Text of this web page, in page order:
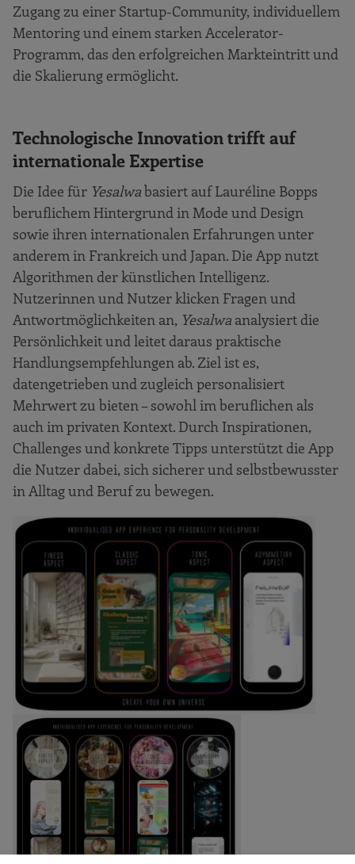
Zugang zu einer Startup-Community, individuellem
Mentoring und einem starken Accelerator-
Programm, das den erfolgreichen Markteintritt und
die Skalierung ermöglicht.
Technologische Innovation trifft auf
internationale Expertise
Die Idee für Yesalwabasiert auf Lauréline Bopps
beruflichem Hintergrund in Mode und Design
sowie ihren internationalen Erfahrungen unter
anderem in Frankreich und Japan. Die App nutzt
Algorithmen der künstlichen Intelligenz.
Nutzerinnen und Nutzer klicken Fragen und
Antwortmöglichkeiten an, Yesalwa analysiert die
Persönlichkeit und leitet daraus praktische
Handlungsempfehlungen ab. Ziel ist es,
datengetrieben und zugleich personalisiert
Mehrwert zu bieten – sowohl im beruflichen als
auch im privaten Kontext. Durch Inspirationen,
Challenges und konkrete Tipps unterstützt die App
die Nutzer dabei, sich sicherer und selbstbewusster
in Alltag und Beruf zu bewegen.